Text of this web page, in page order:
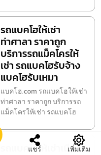
รถแบคโฮให้เช่า
ท่าศาลา ราคาถูก
บริการรถแม็คโครให้
เช่า รถแบคโฮรับจ้าง
แบคโฮรับเหมา
แบคโฮ.com รถแบคโฮให้เช่า
ท่าศาลา ราคาถูก บริการรถ
แม็คโครให้เช่า รถแบคโฮ
รถแบคโฮให้เช่าเมือง
แชร์ เพิ่มเติม